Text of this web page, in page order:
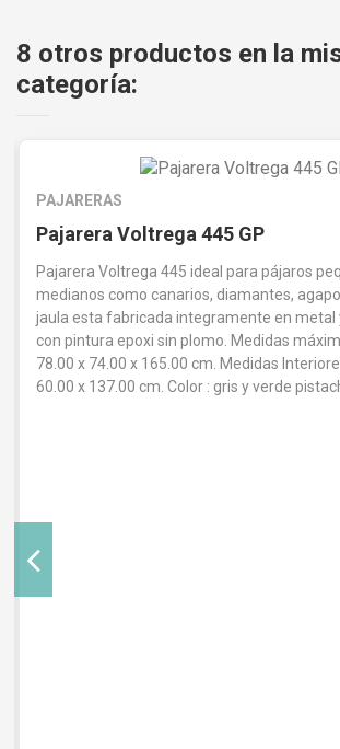
8 otros productos en la
categoría:
PAJARERAS
Pajarera Voltrega 445 GP
Pajarera Voltrega 445 ideal para pájaros
medianos como canarios, diamantes,
jaula esta fabricada integramente en metal
con pintura epoxi sin plomo. Medidas
78.00 x 74.00 x 165.00 cm. Medidas
60.00 x 137.00 cm. Color : gris y verde